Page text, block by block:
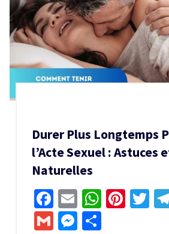
Durer Plus Longtemps
l’Acte Sexuel : Astuces
Naturelles
Facebook
Email
GmailMessenger